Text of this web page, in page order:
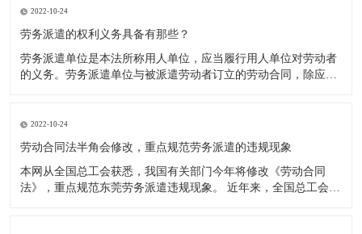
2022-10-24
劳务派遣的权利义务具备有那些？
劳务派遣单位是本法所称用人单位，应当履行用人单位对劳动者
的义务。劳务派遣单位与被派遣劳动者订立的劳动合同，除应当
下三个方面： 1．劳务派遣单位要与被派遣劳动者订立书面劳动
合同。
2022-10-24
劳动合同法半角会修改，重点规范劳务派遣的违规现象
本网从全国总工会获悉，我国有关部门今年将修改《劳动合同
法》，重点规范东莞劳务派遣违规现象。 近年来，全国总工会通